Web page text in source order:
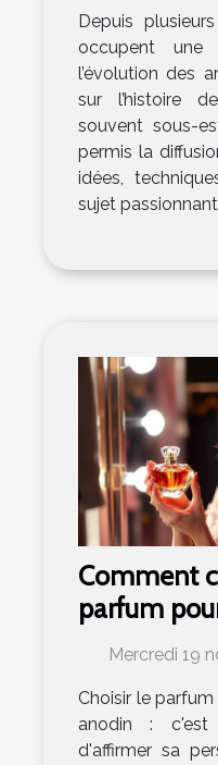
Depuis
occupent une
l’évolution des
sur l’histoire
souvent sous-
permis la
idées,
sujet passionnant
Comment
parfum
élégance
Mercredi 19
Choisir le
anodin : c'est
d'affirmer sa